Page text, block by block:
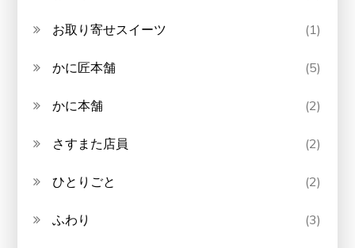
お取り寄せスイーツ (1)
かに匠本舗 (5)
かに本舗 (2)
さすまた店員 (2)
ひとりごと (2)
ふわり (3)